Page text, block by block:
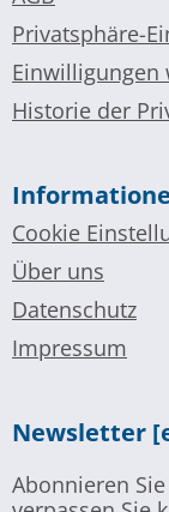
Privatsphäre-
Einwilligungen
Historie der
Cookie
Über uns
Datenschutz
Impressum
Newsletter
Abonnieren